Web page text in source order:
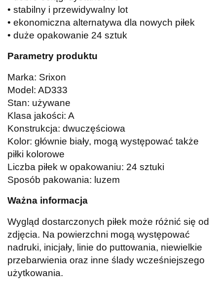
• stabilny i przewidywalny lot
• ekonomiczna alternatywa dla nowych piłek
• duże opakowanie 24 sztuk
Parametry produktu
Marka: Srixon
Model: AD333
Stan: używane
Klasa jakości: A
Konstrukcja: dwuczęściowa
Kolor: głównie biały, mogą występować także
piłki kolorowe
Liczba piłek w opakowaniu: 24 sztuki
Sposób pakowania: luzem
Ważna informacja
Wygląd dostarczonych piłek może różnić się od
zdjęcia. Na powierzchni mogą występować
nadruki, inicjały, linie do puttowania, niewielkie
przebarwienia oraz inne ślady wcześniejszego
użytkowania.